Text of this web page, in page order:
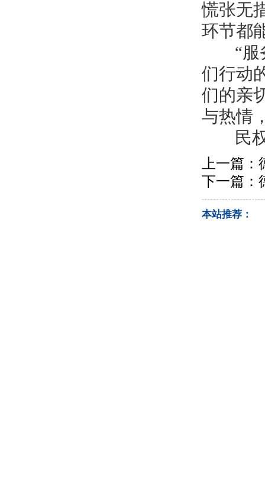
慌张无
环节都
“服务
们行动
们的亲
与热情
民权
上一篇：
下一篇：
本站推荐：